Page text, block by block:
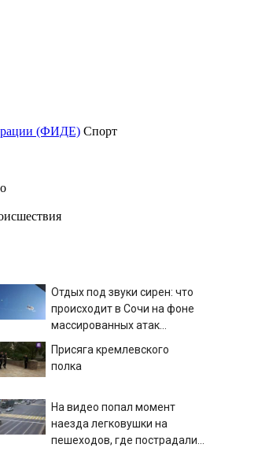
(ФИДЕ) Спорт
Отдых под звуки сирен: что
происходит в Сочи на фоне
массированных атак
Присяга кремлевского
полка
На видео попал момент
наезда легковушки на
пешеходов, где пострадали